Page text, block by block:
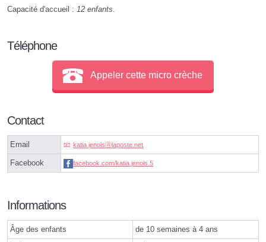
Capacité d'accueil : 12 enfants
Téléphone
Appeler cette micro crèche
Contact
Email katia.jenoisⓐlaposte.net
Facebook facebook.com/katia.jenois.5
Informations
Âge des enfants de 10 semaines à 4 ans